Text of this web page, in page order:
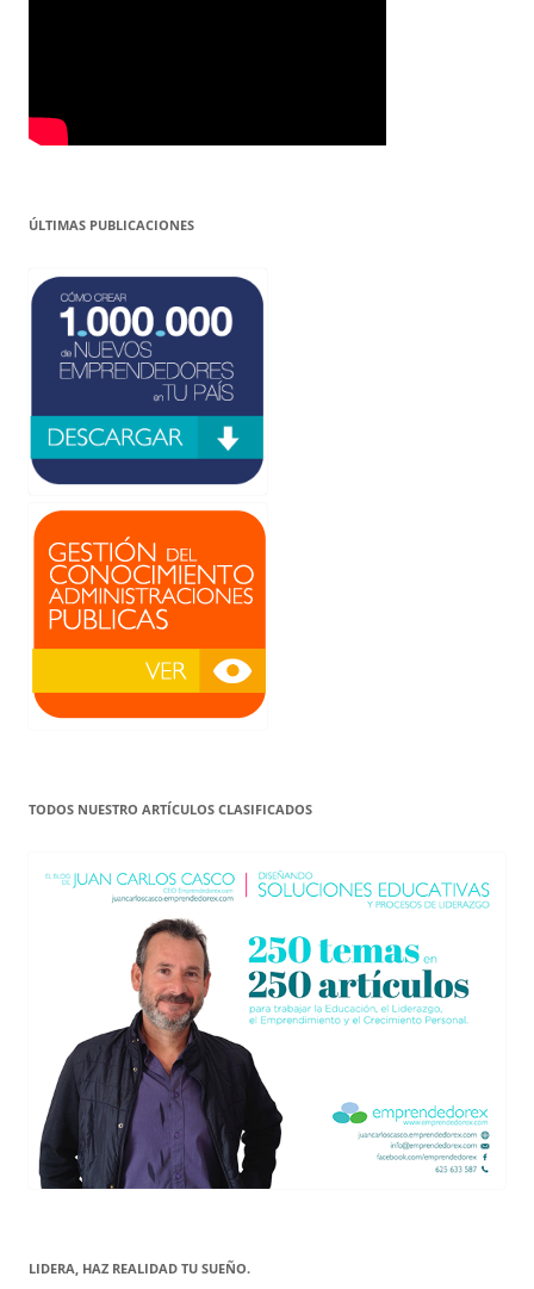
ÚLTIMAS PUBLICACIONES
TODOS NUESTRO ARTÍCULOS CLASIFICADOS
LIDERA, HAZ REALIDAD TU SUEÑO.